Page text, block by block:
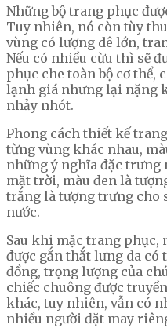
Những bộ trang phục
Tuy nhiên, nó còn tùy
vùng có lượng dê lớn,
Nếu có nhiều cừu thì sẽ
phục che toàn bộ cơ thể,
lạnh giá nhưng lại nặng
nhảy nhót.
Phong cách thiết kế
từng vùng khác nhau,
những ý nghĩa đặc trưng
mặt trời, màu đen là
trắng là tượng trưng cho
nước.
Sau khi mặc trang phục,
được gắn thắt lưng da có
đồng, trọng lượng của
chiếc chuông được
khác, tuy nhiên, vẫn có
nhiều người đặt may